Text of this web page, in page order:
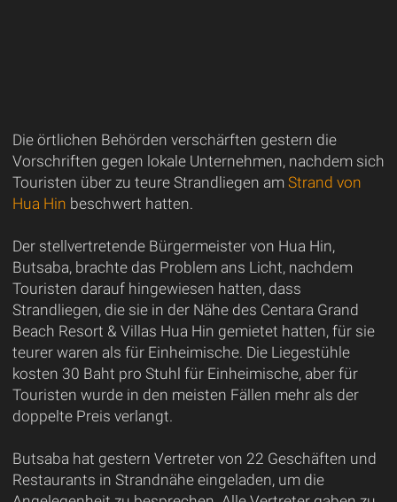
Die örtlichen Behörden verschärften gestern die
Vorschriften gegen lokale Unternehmen, nachdem sich
Touristen über zu teure Strandliegen am Strand von
Hua Hin beschwert hatten.
Der stellvertretende Bürgermeister von Hua Hin,
Butsaba, brachte das Problem ans Licht, nachdem
Touristen darauf hingewiesen hatten, dass
Strandliegen, die sie in der Nähe des Centara Grand
Beach Resort & Villas Hua Hin gemietet hatten, für sie
teurer waren als für Einheimische. Die Liegestühle
kosten 30 Baht pro Stuhl für Einheimische, aber für
Touristen wurde in den meisten Fällen mehr als der
doppelte Preis verlangt.
Butsaba hat gestern Vertreter von 22 Geschäften und
Restaurants in Strandnähe eingeladen, um die